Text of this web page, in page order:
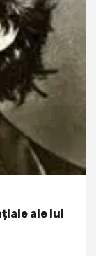
ale lui